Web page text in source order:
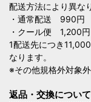
配送方法により異な
・通常配送 990円
・クール便 1,200円
1配送先につき
なります。
※その他規格外対象外
返品・交換について